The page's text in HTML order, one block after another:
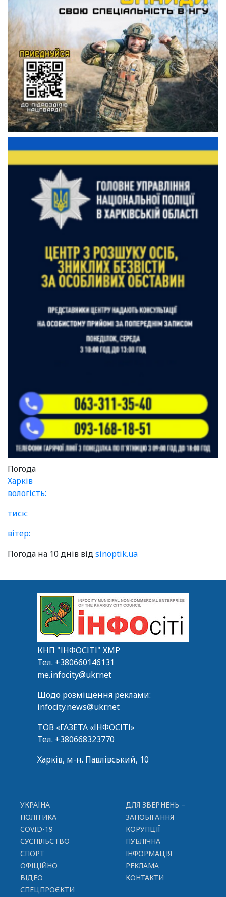
Погода
Харків
вологість:
тиск:
вітер:
Погода на 10 днів відsinoptik.ua
КНП "ІНФОСІТІ" ХМР
Тел. +380660146131
me.infocity@ukr.net
Щодо розміщення реклами:
infocity.news@ukr.net
ТОВ «ГАЗЕТА «ІНФОСІТІ»
Тел. +380668323770
Харків, м-н. Павлівський, 10
УКРАЇНА
ПОЛІТИКА
COVID-19
СУСПІЛЬСТВО
СПОРТ
ОФІЦІЙНО
ВІДЕО
СПЕЦПРОЄКТИ
ДЛЯ ЗВЕРНЕНЬ –
ЗАПОБІГАННЯ
КОРУПЦІЇ
ПУБЛІЧНА
ІНФОРМАЦІЯ
РЕКЛАМА
КОНТАКТИ